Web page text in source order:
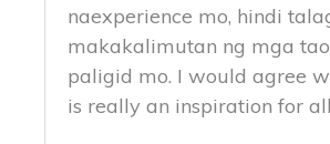
naexperience mo, hindi
makakalimutan ng mga
paligid mo. I would agree
is really an inspiration for